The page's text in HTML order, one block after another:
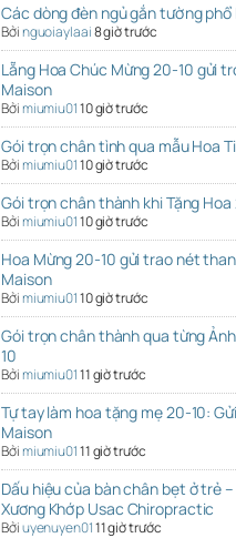
Các dòng đèn ngủ gắn tường phổ
Bởinguoiaylaai8 giờ trước
Lẵng Hoa Chúc Mừng 20-10 gửi
Maison
Bởimiumiu0110 giờ trước
Gói trọn chân tình qua mẫu Hoa
Bởimiumiu0110 giờ trước
Gói trọn chân thành khi Tặng
Bởimiumiu0110 giờ trước
Hoa Mừng 20-10 gửi trao nét
Maison
Bởimiumiu0110 giờ trước
Gói trọn chân thành qua từng
10
Bởimiumiu0111 giờ trước
Tự tay làm hoa tặng mẹ 20-10:
Maison
Bởimiumiu0111 giờ trước
Dấu hiệu của bàn chân bẹt ở trẻ
Xương Khớp Usac Chiropractic
Bởiuyenuyen0111 giờ trước